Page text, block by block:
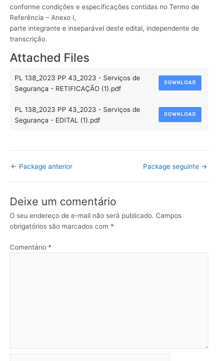
conforme condições e especificações contidas no Termo de
Referência – Anexo I,
parte integrante e inseparável deste edital, independente de
transcrição.
Attached Files
PL 138_2023 PP 43_2023 - Serviços de
Segurança - RETIFICAÇÃO (1).pdf
DOWNLOAD
PL 138_2023 PP 43_2023 - Serviços de
Segurança - EDITAL (1).pdf
DOWNLOAD
← Package anterior Package seguinte →
Deixe um comentário
O seu endereço de e-mail não será publicado. Campos
obrigatórios são marcados com *
Comentário *